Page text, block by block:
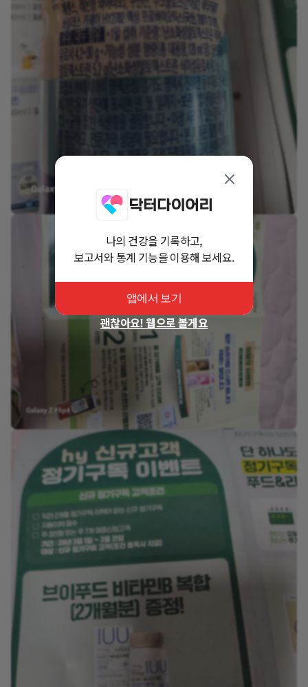
나의 건강을 기록하고,
보고서와 통계 기능을 이용해 보세요.
앱에서 보기
괜찮아요! 웹으로 볼게요